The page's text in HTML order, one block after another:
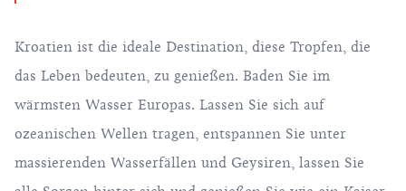
Kroatien ist die ideale Destination, diese Tropfen, die
das Leben bedeuten, zu genießen. Baden Sie im
wärmsten Wasser Europas. Lassen Sie sich auf
ozeanischen Wellen tragen, entspannen Sie unter
massierenden Wasserfällen und Geysiren, lassen Sie